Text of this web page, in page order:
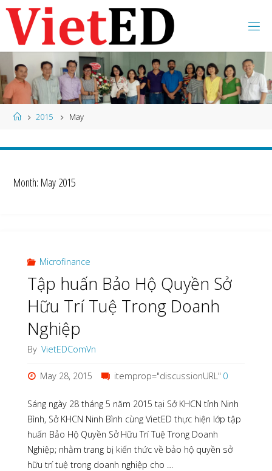
Skip
content
Home2015 May
Month: May 2015
Microfinance
Tập huấn Bảo Hộ Quyền Sở
Hữu Trí Tuệ Trong Doanh
Nghiệp
By VietEDComVn
May 28, 2015 itemprop="discussionURL" 0
Sáng ngày 28 tháng 5 năm 2015 tại Sở KHCN tỉnh Ninh
Bình, Sở KHCN Ninh Bình cùng VietED thực hiện lớp tập
huấn Bảo Hộ Quyền Sở Hữu Trí Tuệ Trong Doanh
Nghiệp; nhằm trang bị kiến thức về bảo hộ quyền sở
hữu trí tuệ trong doanh nghiệp cho …